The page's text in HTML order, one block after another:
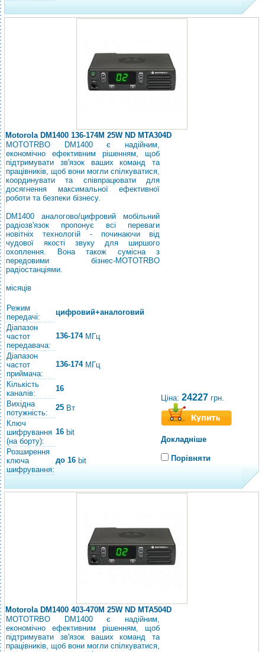
Motorola DM1400 136-174M 25W ND MTA304D
MOTOTRBO DM1400 є надійним,
економічно ефективним рішенням, щоб
підтримувати зв'язок ваших команд та
працівників, щоб вони могли спілкуватися,
координувати та співпрацювати для
досягнення максимальної ефективної
роботи та безпеки бізнесу.
DM1400 аналогово/цифровий мобільний
радіозв'язок пропонує всі переваги
новітніх технологій - починаючи від
чудової якості звуку для ширшого
охоплення. Вона також сумісна з
передовими бізнес-MOTOTRBO
радіостанціями.
місяців
Режим
передачі:
цифровий+аналоговий
Діапазон
частот
передавача:
136-174МГц
Діапазон
частот
приймача:
136-174МГц
Кількість
каналів:
16
Вихідна
потужність:
25 Вт
Ключ
шифрування
(на борту):
16 bit
Розширення
ключа
шифрування:
до 16 bit
Ціна: 24227 грн.
Докладніше
Порівняти
Motorola DM1400 403-470M 25W ND MTA504D
MOTOTRBO DM1400 є надійним,
економічно ефективним рішенням, щоб
підтримувати зв'язок ваших команд та
працівників, щоб вони могли спілкуватися,